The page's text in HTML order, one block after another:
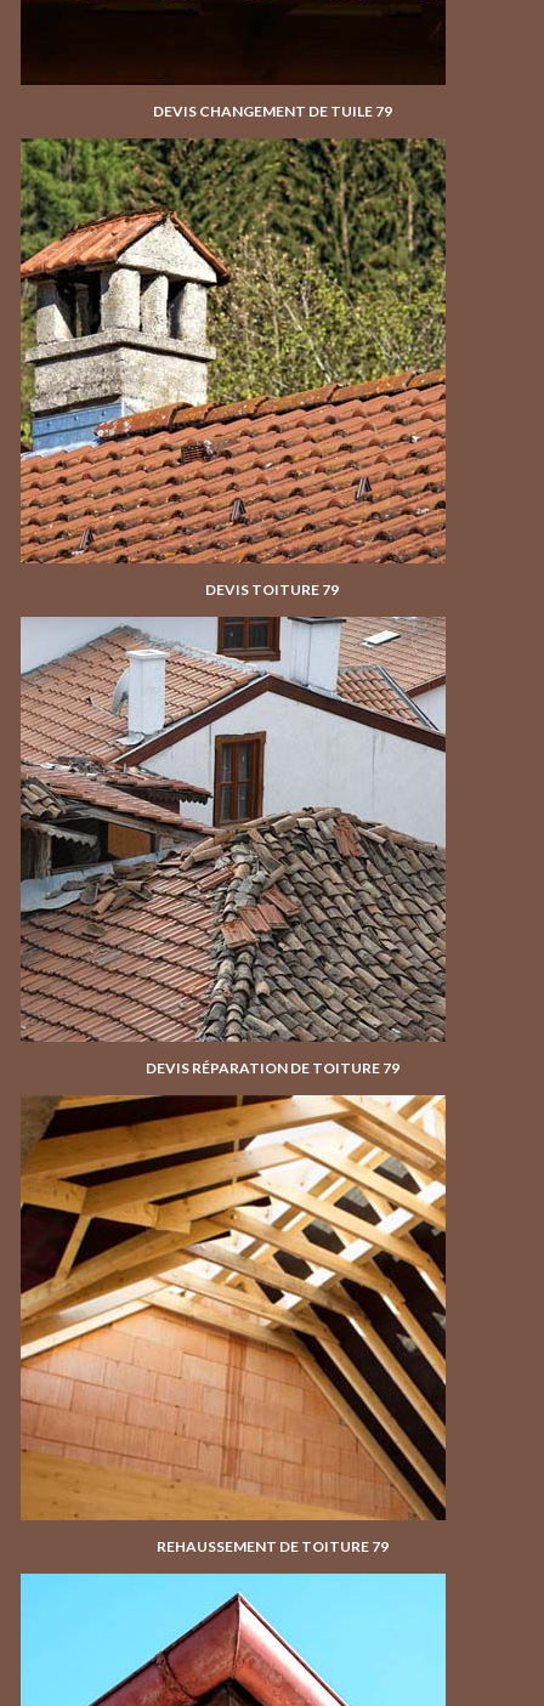
DEVIS CHANGEMENT DE TUILE 79
DEVIS TOITURE 79
DEVIS RÉPARATION DE TOITURE 79
REHAUSSEMENT DE TOITURE 79